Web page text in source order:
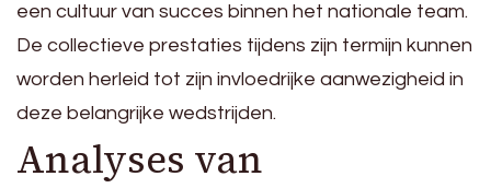
een cultuur van succes binnen het nationale team.
De collectieve prestaties tijdens zijn termijn kunnen
worden herleid tot zijn invloedrijke aanwezigheid in
deze belangrijke wedstrijden.
Analyses van